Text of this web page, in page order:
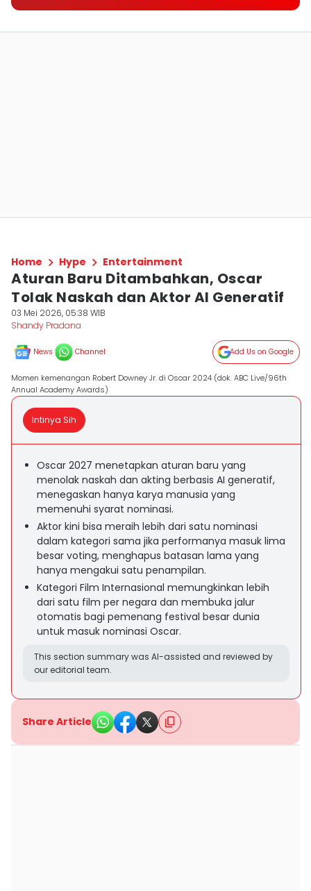
Home Hype Entertainment
Aturan Baru Ditambahkan, Oscar
Tolak Naskah dan Aktor AI Generatif
03 Mei 2026, 05:38 WIB
Shandy Pradana
News Channel Add Us on Google
Momen kemenangan Robert Downey Jr. di Oscar 2024 (dok. ABC Live/96th
Annual Academy Awards)
Intinya Sih
Oscar 2027 menetapkan aturan baru yang
menolak naskah dan akting berbasis AI generatif,
menegaskan hanya karya manusia yang
memenuhi syarat nominasi.
Aktor kini bisa meraih lebih dari satu nominasi
dalam kategori sama jika performanya masuk lima
besar voting, menghapus batasan lama yang
hanya mengakui satu penampilan.
Kategori Film Internasional memungkinkan lebih
dari satu film per negara dan membuka jalur
otomatis bagi pemenang festival besar dunia
untuk masuk nominasi Oscar.
This section summary was AI-assisted and reviewed by
our editorial team.
Share Article